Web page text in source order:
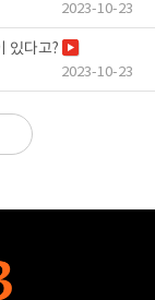
2023-10-23
있다고?
2023-10-23